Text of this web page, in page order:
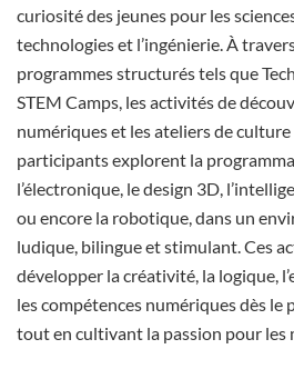
curiosité des jeunes pour les
technologies et l’ingénierie. À
programmes structurés tels que
STEM Camps, les activités de
numériques et les ateliers de
participants explorent la
l’électronique, le design 3D,
ou encore la robotique, dans un
ludique, bilingue et stimulant. Ces
développer la créativité, la logique,
les compétences numériques dès le
tout en cultivant la passion pour les